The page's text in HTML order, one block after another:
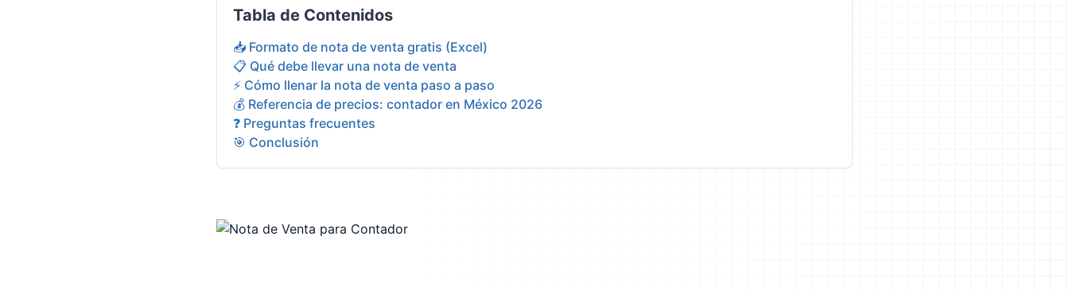
Tabla de Contenidos
📥 Formato de nota de venta gratis (Excel)
📋 Qué debe llevar una nota de venta
⚡ Cómo llenar la nota de venta paso a paso
💰 Referencia de precios: contador en México 2026
❓ Preguntas frecuentes
🎯 Conclusión